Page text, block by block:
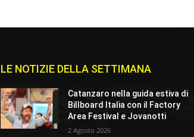
LE NOTIZIE DELLA SETTIMANA
Catanzaro nella guida estiva di
Billboard Italia con il Factory
Area Festival e Jovanotti
2 Agosto 2026